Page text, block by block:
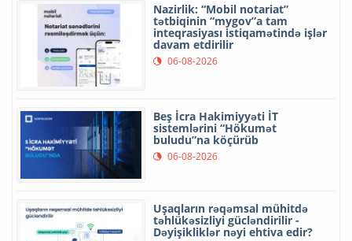
Nazirlik: “Mobil notariat”
tətbiqinin “mygov”a tam
inteqrasiyası istiqamətində işlər
davam etdirilir
06-08-2026
Beş İcra Hakimiyyəti İT
sistemlərini “Hökumət
buludu”na köçürüb
06-08-2026
Uşaqların rəqəmsal mühitdə
təhlükəsizliyi gücləndirilir -
Dəyişikliklər nəyi ehtiva edir?